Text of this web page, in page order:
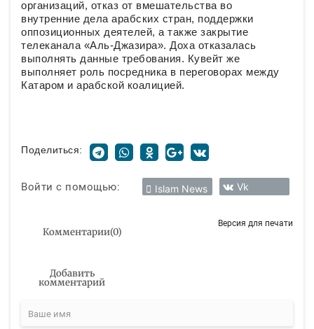
организаций, отказ от вмешательства во
внутренние дела арабских стран, поддержки
оппозиционных деятелей, а также закрытие
телеканала «Аль-Джазира». Доха отказалась
выполнять данные требования. Кувейт же
выполняет роль посредника в переговорах между
Катаром и арабской коалицией.
Поделиться:
Войти с помощью: Islam News Vk
Комментарии(0)
Версия для печати
Добавить
комментарий